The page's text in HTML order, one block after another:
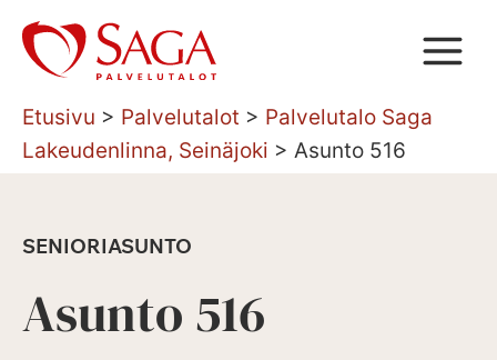
Siirry
sisältöön
Etusivu > Palvelutalot > Palvelutalo Saga
Lakeudenlinna, Seinäjoki > Asunto 516
SENIORIASUNTO
Asunto 516